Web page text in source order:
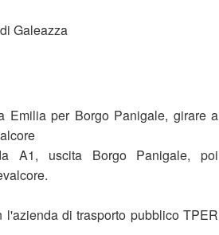
Galeazza
Emilia per Borgo Panigale, girare a
A1, uscita Borgo Panigale, poi
di trasporto pubblico TPER